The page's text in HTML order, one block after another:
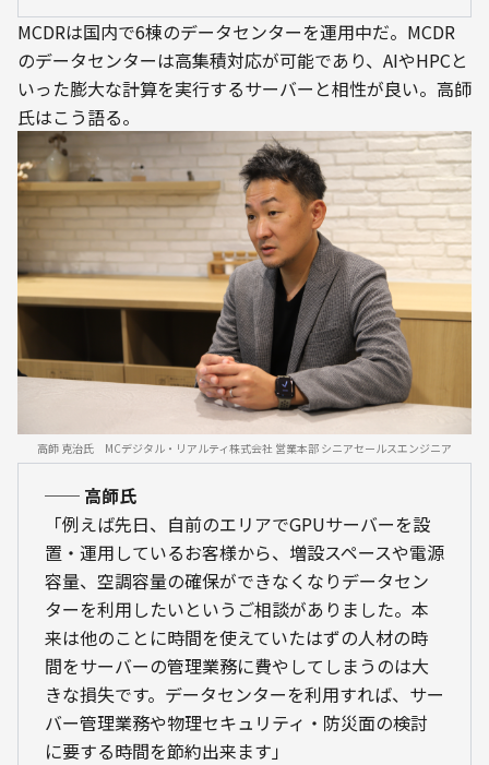
MCDRは国内で6棟のデータセンターを運用中だ。MCDR
のデータセンターは高集積対応が可能であり、AIやHPCと
いった膨大な計算を実行するサーバーと相性が良い。高師
氏はこう語る。
高師 克治氏　MCデジタル・リアルティ株式会社 営業本部 シニアセールスエンジニア
── 高師氏
「例えば先日、自前のエリアでGPUサーバーを設
置・運用しているお客様から、増設スペースや電源
容量、空調容量の確保ができなくなりデータセン
ターを利用したいというご相談がありました。本
来は他のことに時間を使えていたはずの人材の時
間をサーバーの管理業務に費やしてしまうのは大
きな損失です。データセンターを利用すれば、サー
バー管理業務や物理セキュリティ・防災面の検討
に要する時間を節約出来ます」